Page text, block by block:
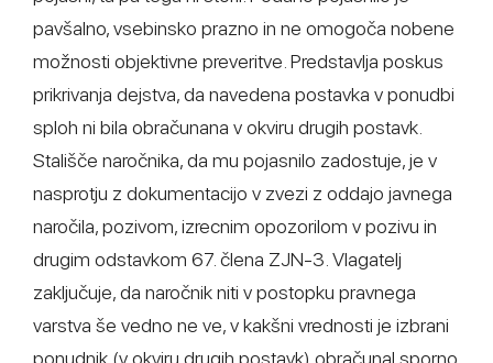
pavšalno, vsebinsko prazno in ne omogoča nobene
možnosti objektivne preveritve. Predstavlja poskus
prikrivanja dejstva, da navedena postavka v ponudbi
sploh ni bila obračunana v okviru drugih postavk.
Stališče naročnika, da mu pojasnilo zadostuje, je v
nasprotju z dokumentacijo v zvezi z oddajo javnega
naročila, pozivom, izrecnim opozorilom v pozivu in
drugim odstavkom 67. člena ZJN-3. Vlagatelj
zaključuje, da naročnik niti v postopku pravnega
varstva še vedno ne ve, v kakšni vrednosti je izbrani
ponudnik (v okviru drugih postavk) obračunal sporno